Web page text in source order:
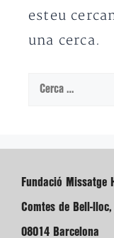
esteu
una cerca.
Cerca:
Fundació Missatge
Comtes de Bell-
08014 Barcelona